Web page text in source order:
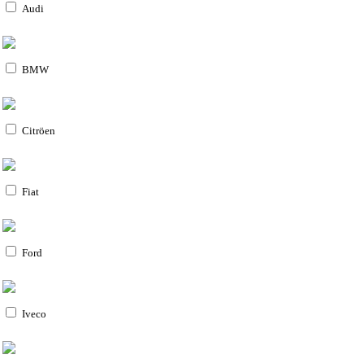
Audi
BMW
Citröen
Fiat
Ford
Iveco